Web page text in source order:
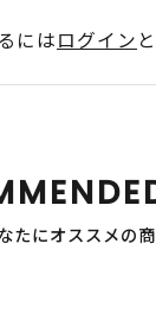
にはログイン
たにオススメの